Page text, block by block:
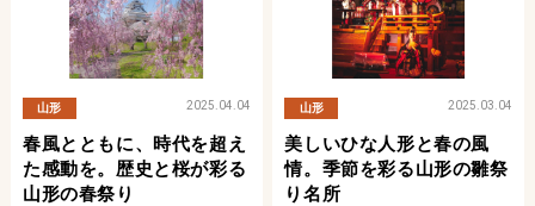
山形 2025.04.04
春風とともに、時代を超え
た感動を。歴史と桜が彩る
山形の春祭り
山形 2025.03.04
美しいひな人形と春の風
情。季節を彩る山形の雛祭
り名所